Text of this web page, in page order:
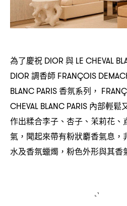
為了慶祝 DIOR 與 LE CHEVAL
DIOR 調香師 FRANÇOIS
BLANC PARIS香氛系列 ，
CHEVAL BLANC PARIS 內部輕鬆
作出糅合李子、杏子、茉莉花、
氣 ， 聞起來帶有粉狀麝香氣息 ，
水及香氛蠟燭 ， 粉色外形與其香